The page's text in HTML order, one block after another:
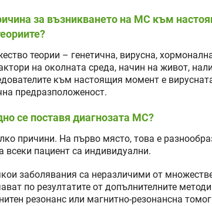
за възникването на МС към
теории – генетична, вирусна,
на околната среда, начин на живот,
към настоящия момент е
предразположеност.
се поставя диагнозата МС?
причини. На първо място, това е
всеки пациент са индивидуални.
заболявания са неразличими от
по резултатите от допълнителните
резонанс или магнитно-резонансна